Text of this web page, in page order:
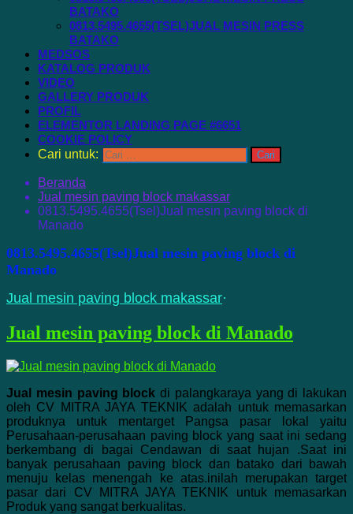
BATAKO
0813.5495.4655(TSEL)JUAL MESIN PRESS
BATAKO
MEDSOS
KATALOG PRODUK
VIDEO
GALLERY PRODUK
PROFIL
ELEMENTOR LANDING PAGE #6651
COOKIE POLICY
Cari untuk:
Beranda
Jual mesin paving block makassar
0813.5495.4655(Tsel)Jual mesin paving block di
Manado
0813.5495.4655(Tsel)Jual mesin paving block di
Manado
Jual mesin paving block makassar·
Jual mesin paving block di Manado
Jual mesin paving block di palangkaraya yang di lakukan
oleh CV MITRA JAYA TEKNIK adalah untuk memasarkan
produknya untuk mentarget Pangsa pasar lokal yaitu
Perusahaan-perusahaan paving block yang saat ini sedang
berkembang di bagai Cendawan di saat hujan .Saat ini
banyak perusahaan paving block dan batako dari bawah
menuju kelas menengah ke atas.inilah merupakan target
pasar dari CV MITRA JAYA TEKNIK untuk memasarkan
Produk yang sangat berkualitas.